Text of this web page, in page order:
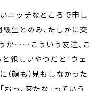
ニッチなところで申し
生とのみ、たしかに交
か……こういう友達、こ
と親しいやつだと「ウェ
（顔も）見もしなかった
おっ、来たな」っていう